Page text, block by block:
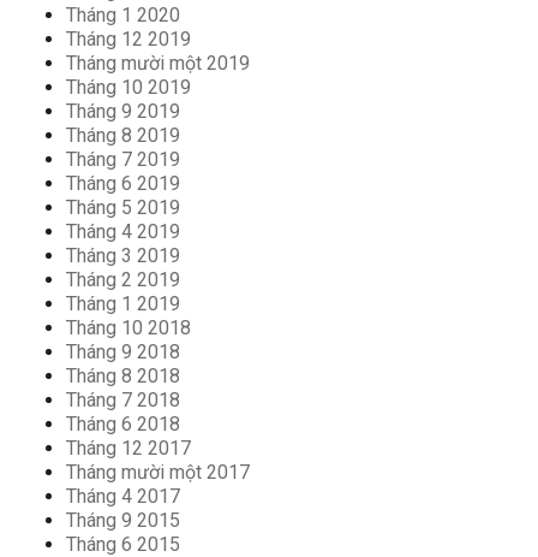
Tháng 1 2020
Tháng 12 2019
Tháng mười một 2019
Tháng 10 2019
Tháng 9 2019
Tháng 8 2019
Tháng 7 2019
Tháng 6 2019
Tháng 5 2019
Tháng 4 2019
Tháng 3 2019
Tháng 2 2019
Tháng 1 2019
Tháng 10 2018
Tháng 9 2018
Tháng 8 2018
Tháng 7 2018
Tháng 6 2018
Tháng 12 2017
Tháng mười một 2017
Tháng 4 2017
Tháng 9 2015
Tháng 6 2015